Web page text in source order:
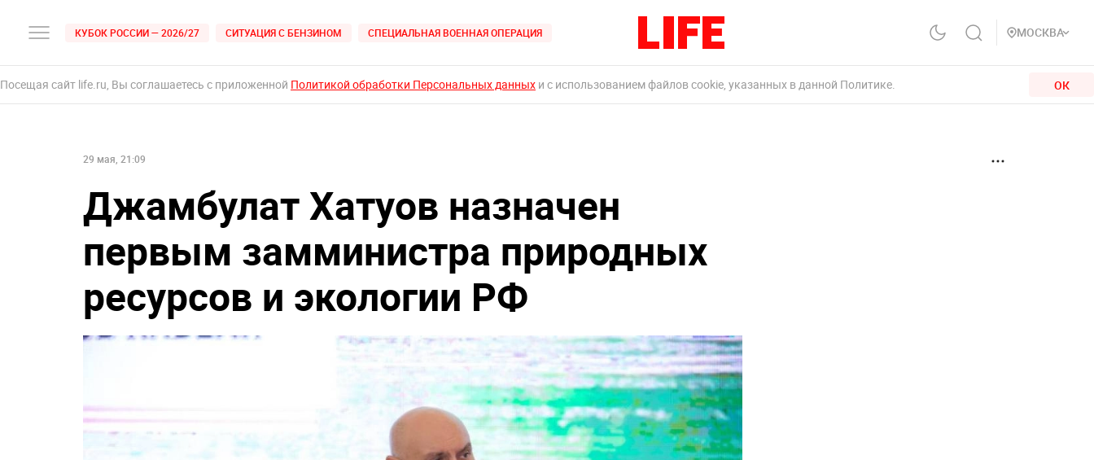
КУБОК РОССИИ — 2026/27 СИТУАЦИЯ С БЕНЗИНОМ СПЕЦИАЛЬНАЯ ВОЕННАЯ ОПЕРАЦИЯ МОСКВА
Посещая сайт life.ru, Вы соглашаетесь с приложенной Политикой обработки Персональных данных и с использованием файлов cookie, указанных в данной Политике. ОК
29 мая, 21:09
Джамбулат Хатуов назначен
первым замминистра природных
ресурсов и экологии РФ